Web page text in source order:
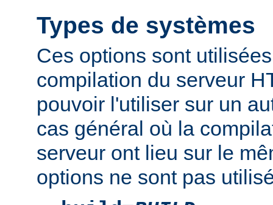
Types de systèmes
Ces options sont
compilation du serveur
pouvoir l'utiliser sur un
cas général où la
serveur ont lieu sur le
options ne sont pas